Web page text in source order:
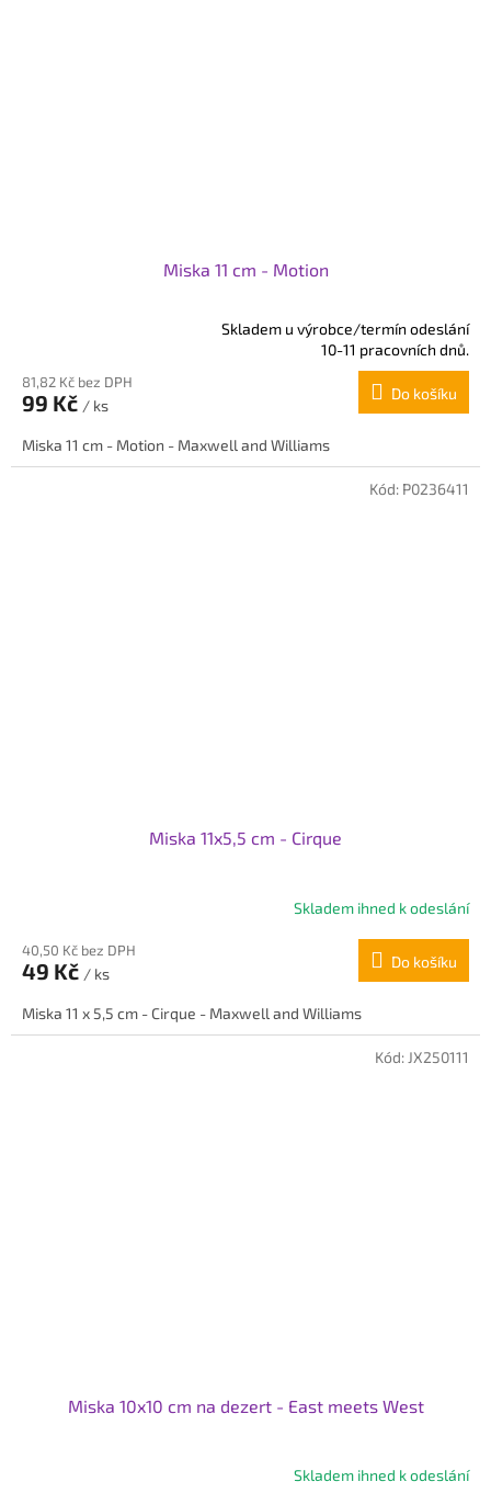
Miska 11 cm - Motion
produktu
je
z
5
Skladem u výrobce/termín odeslání
10-11 pracovních dnů.
81,82 Kč bez DPH
99 Kč / ks
Do košíku
Miska 11 cm - Motion - Maxwell and Williams
Miska 11x5,5 cm - Cirque
produktu
je
z
5
Skladem ihned k odeslání
40,50 Kč bez DPH
49 Kč / ks
Do košíku
Miska 11 x 5,5 cm - Cirque - Maxwell and Williams
Kód: P0236411
Miska 10x10 cm na dezert - East meets West
Skladem ihned k odeslání
Kód: JX250111